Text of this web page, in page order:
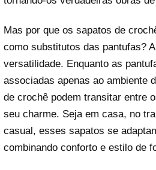
Mas por que os sapatos de
como substitutos das pantufas?
versatilidade. Enquanto as
associadas apenas ao ambiente
de crochê podem transitar entre
seu charme. Seja em casa, no
casual, esses sapatos se
combinando conforto e estilo de